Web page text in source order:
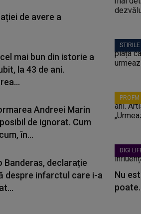
de avere a
mai bun din istorie a
la 43 de ani.
Andreei Marin
de ignorat. Cum
în...
Banderas, declarație
despre infarctul care i-a
PROFM
DIGI
Nu